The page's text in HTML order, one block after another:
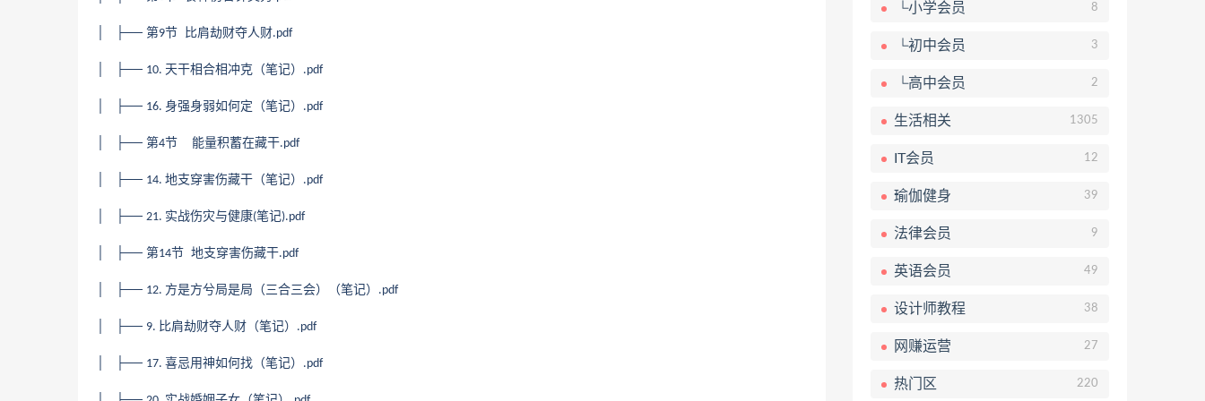
│ ├── 第9节 比肩劫财夺人财.pdf
│ ├── 10. 天干相合相冲克（笔记） .pdf
│ ├── 16. 身强身弱如何定（笔记） .pdf
│ ├── 第4节 能量积蓄在藏干.pdf
│ ├── 14. 地支穿害伤藏干（笔记） .pdf
│ ├── 21. 实战伤灾与健康(笔记).pdf
│ ├── 第14节 地支穿害伤藏干.pdf
│ ├── 12. 方是方兮局是局（三合三会）（笔记） .pdf
│ ├── 9. 比肩劫财夺人财（笔记） .pdf
│ ├── 17. 喜忌用神如何找（笔记） .pdf
└小学会员 8
└初中会员 3
└高中会员 2
生活相关 1305
IT会员 12
瑜伽健身 39
法律会员 9
英语会员 49
设计师教程 38
网赚运营 27
热门区 220